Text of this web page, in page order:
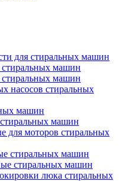
для стиральных машин
машин
машин
насосов стиральных
машин
машин
для моторов стиральных
стиральных машин
стиральных машин
люка стиральных